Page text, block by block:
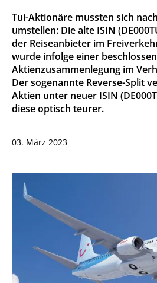
Tui-Aktionäre mussten sich
umstellen: Die alte ISIN
der Reiseanbieter im
wurde infolge einer
Aktienzusammenlegung im
Der sogenannte Reverse-Split
Aktien unter neuer ISIN
diese optisch teurer.
03. März 2023